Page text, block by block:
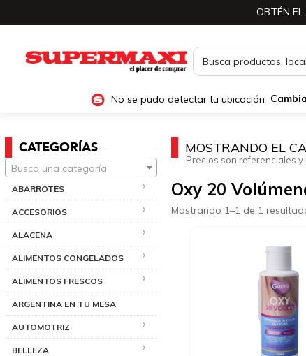
OBTÉN EL
No se pudo detectar tu ubicación
CATEGORÍAS
Busca una categoría
ABARROTES
ACCESORIOS
ALACENA
ALIMENTOS CONGELADOS
ALIMENTOS FRESCOS
ARGENTINA EN TU MESA
AUTOMOTRIZ
BELLEZA
MOSTRANDO EL
Precios son referenciales y
Oxy 20
Mostrando 1–1 de 1